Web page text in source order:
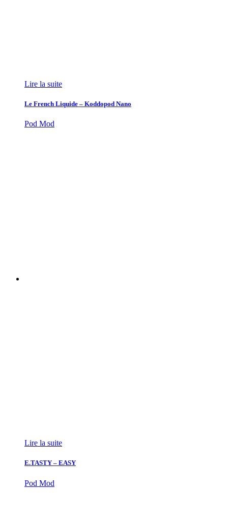
Lire la suite
Le French Liquide – Koddopod Nano
Pod Mod
Lire la suite
E.TASTY – EASY
Pod Mod